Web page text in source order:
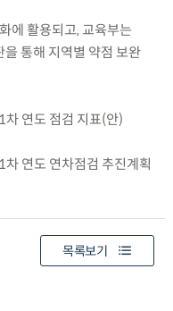
에 활용되고, 교육부는
통해 지역별 약점 보완
연도 점검 지표(안)
연도 연차점검 추진계획
목록보기